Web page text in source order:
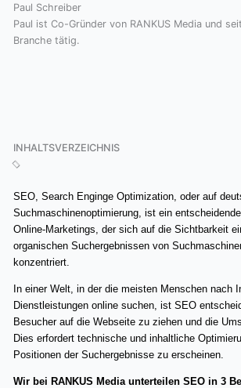
Paul Schreiber
Paul ist Co-Gründer von RANKUS Media und
Branche tätig.
n
k
e
d
i
n
INHALTSVERZEICHNIS
SEO, Search Enginge Optimization, oder auf
Suchmaschinenoptimierung, ist ein
Online-Marketings, der sich auf die Sichtbarkeit
organischen Suchergebnissen von
konzentriert.
In einer Welt, in der die meisten Menschen nach
Dienstleistungen online suchen, ist SEO
Besucher auf die Webseite zu ziehen und die
Dies erfordert technische und inhaltliche
Positionen der Suchergebnisse zu erscheinen.
Wir bei RANKUS Media unterteilen SEO in 3